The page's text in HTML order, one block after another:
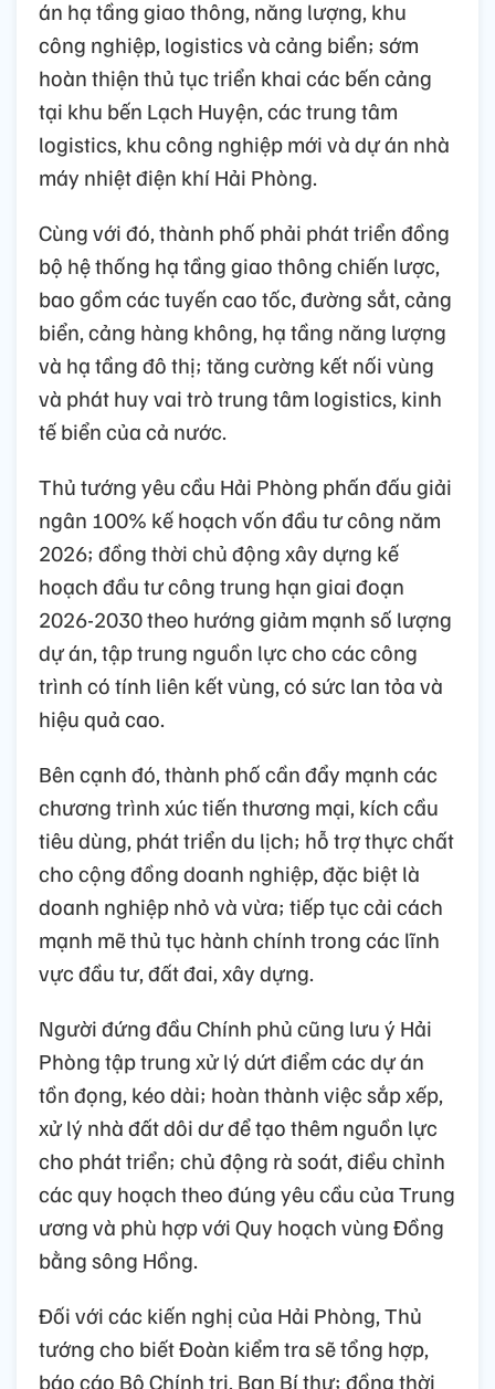
án hạ tầng giao thông, năng lượng, khu
công nghiệp, logistics và cảng biển; sớm
hoàn thiện thủ tục triển khai các bến cảng
tại khu bến Lạch Huyện, các trung tâm
logistics, khu công nghiệp mới và dự án nhà
máy nhiệt điện khí Hải Phòng.
Cùng với đó, thành phố phải phát triển đồng
bộ hệ thống hạ tầng giao thông chiến lược,
bao gồm các tuyến cao tốc, đường sắt, cảng
biển, cảng hàng không, hạ tầng năng lượng
và hạ tầng đô thị; tăng cường kết nối vùng
và phát huy vai trò trung tâm logistics, kinh
tế biển của cả nước.
Thủ tướng yêu cầu Hải Phòng phấn đấu giải
ngân 100% kế hoạch vốn đầu tư công năm
2026; đồng thời chủ động xây dựng kế
hoạch đầu tư công trung hạn giai đoạn
2026-2030 theo hướng giảm mạnh số lượng
dự án, tập trung nguồn lực cho các công
trình có tính liên kết vùng, có sức lan tỏa và
hiệu quả cao.
Bên cạnh đó, thành phố cần đẩy mạnh các
chương trình xúc tiến thương mại, kích cầu
tiêu dùng, phát triển du lịch; hỗ trợ thực chất
cho cộng đồng doanh nghiệp, đặc biệt là
doanh nghiệp nhỏ và vừa; tiếp tục cải cách
mạnh mẽ thủ tục hành chính trong các lĩnh
vực đầu tư, đất đai, xây dựng.
Người đứng đầu Chính phủ cũng lưu ý Hải
Phòng tập trung xử lý dứt điểm các dự án
tồn đọng, kéo dài; hoàn thành việc sắp xếp,
xử lý nhà đất dôi dư để tạo thêm nguồn lực
cho phát triển; chủ động rà soát, điều chỉnh
các quy hoạch theo đúng yêu cầu của Trung
ương và phù hợp với Quy hoạch vùng Đồng
bằng sông Hồng.
Đối với các kiến nghị của Hải Phòng, Thủ
tướng cho biết Đoàn kiểm tra sẽ tổng hợp,
báo cáo Bộ Chính trị, Ban Bí thư; đồng thời